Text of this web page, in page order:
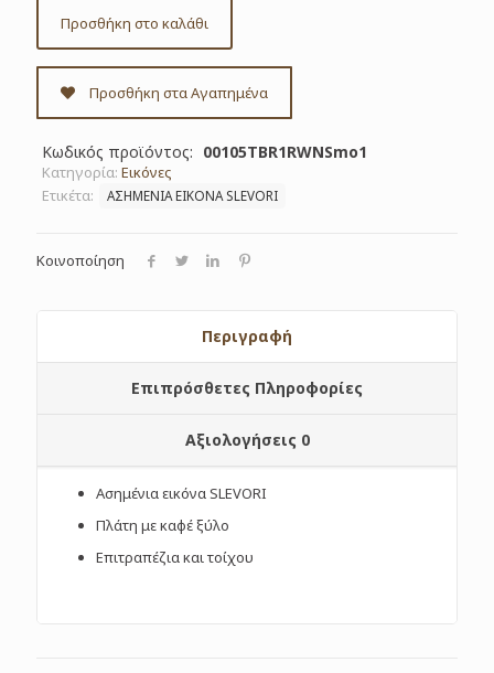
Προσθήκη στο καλάθι
Προσθήκη στα Αγαπημένα
Κωδικός προϊόντος: 00105TBR1RWNSmo1
Κατηγορία: Εικόνες
Ετικέτα:
ΑΣΗΜΕΝΙΑ ΕΙΚΟΝΑ SLEVORI
Κοινοποίηση
Περιγραφή
Επιπρόσθετες Πληροφορίες
Αξιολογήσεις 0
Ασημένια εικόνα SLEVORI
Πλάτη με καφέ ξύλο
Επιτραπέζια και τοίχου